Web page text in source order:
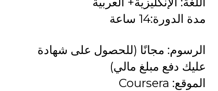
مدة الدورة:14 ساعة
الرسوم: مجانًا (للحصول على شهادة
عليك دفع مبلغ مالي)
الموقع: Coursera